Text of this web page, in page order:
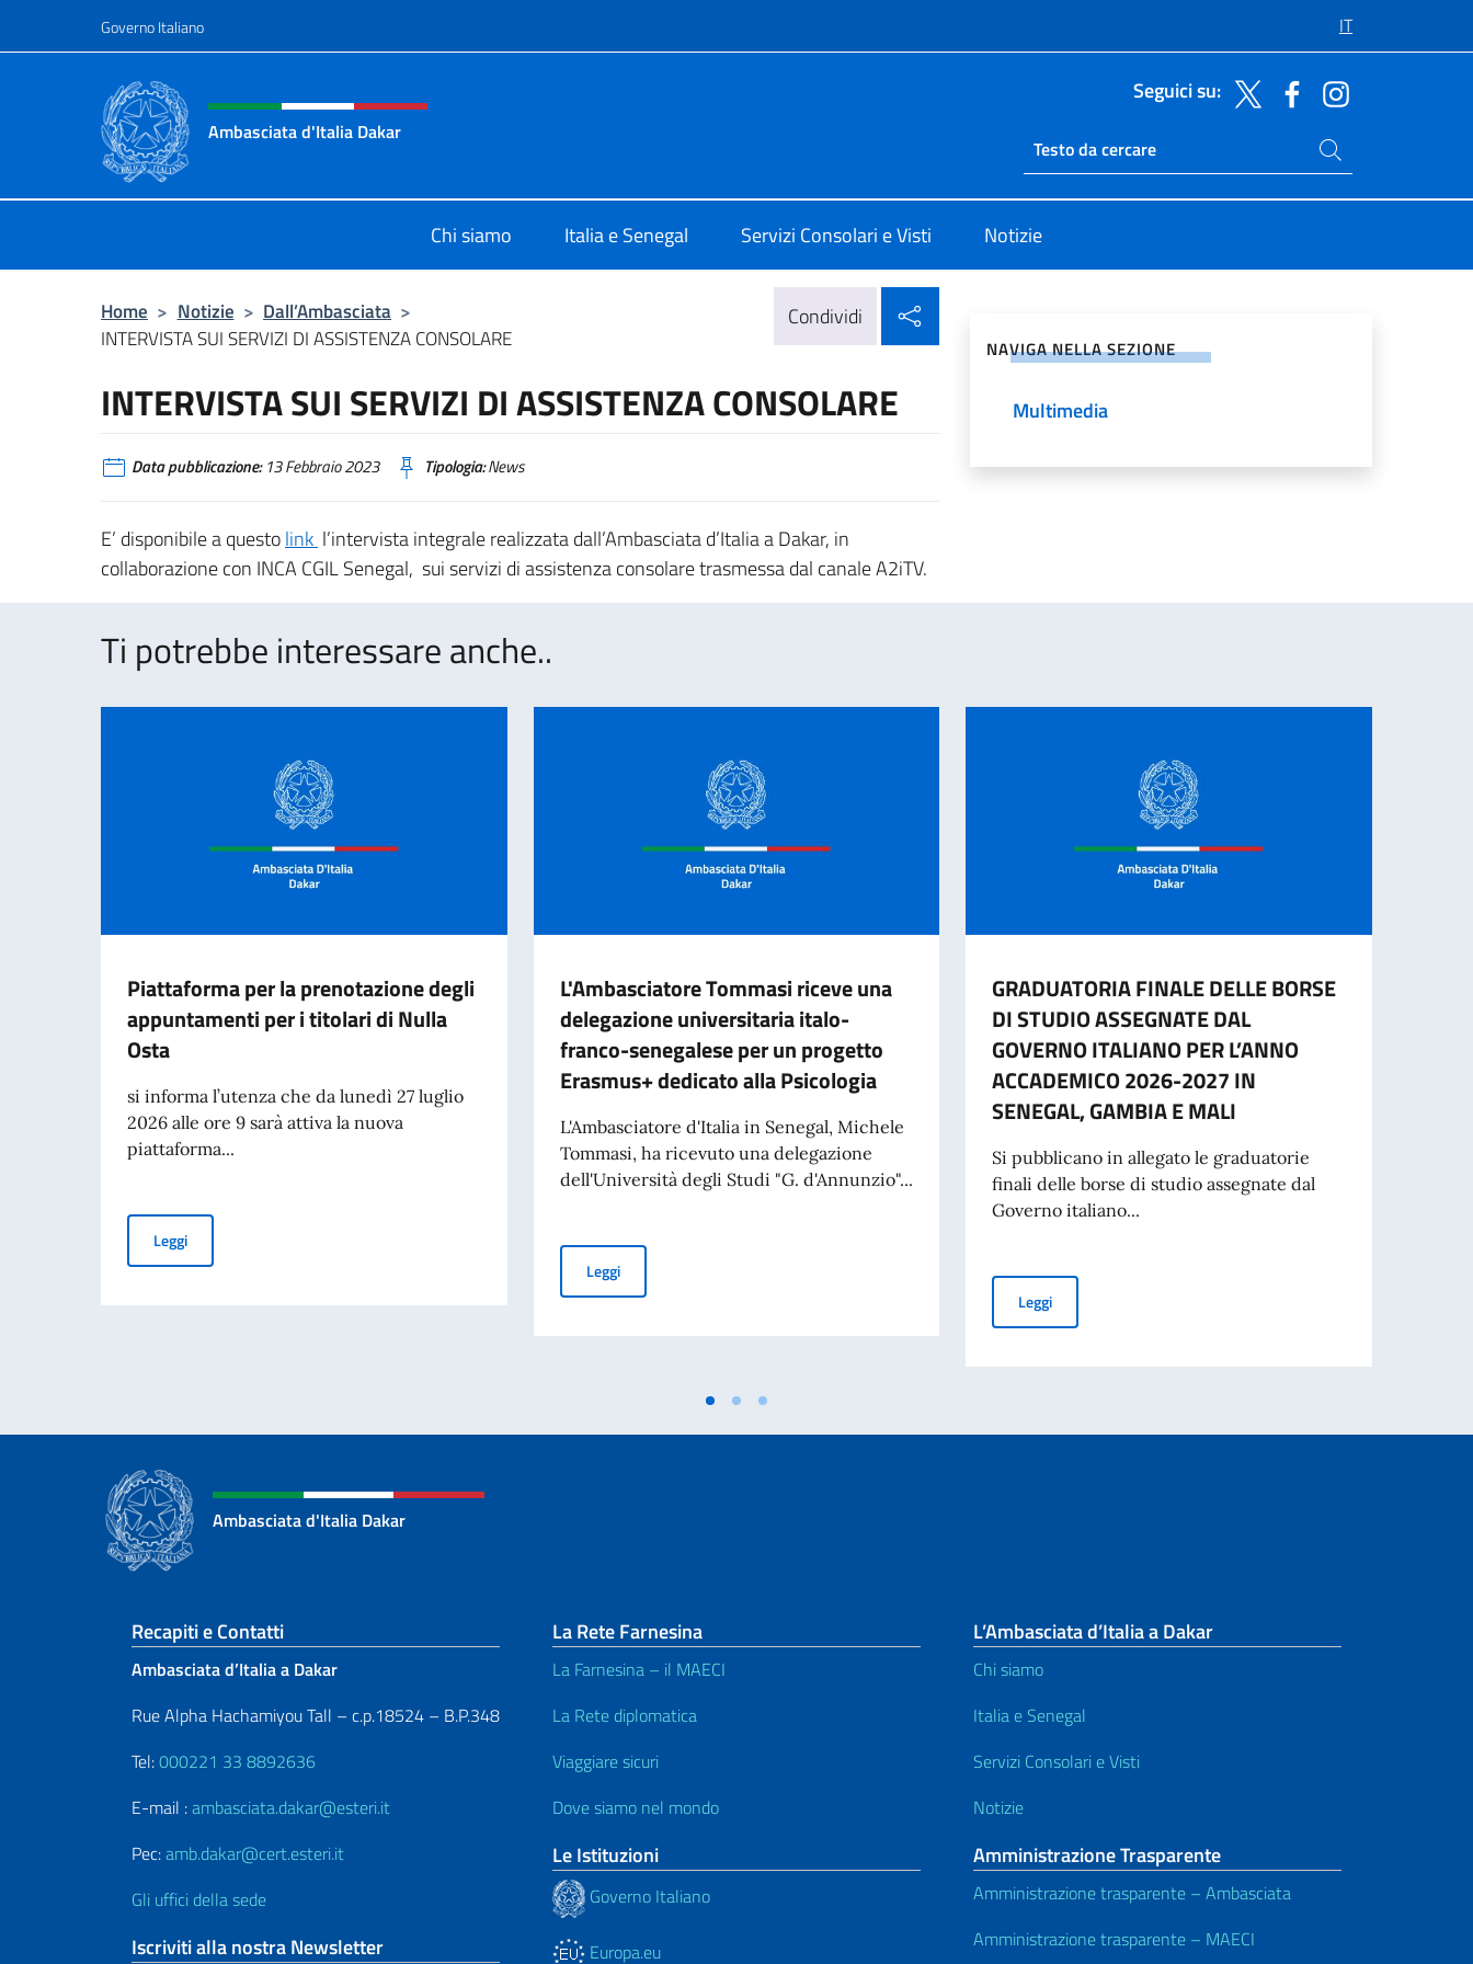
Governo Italiano IT
Intestazione sito, social e menù
Ambasciata d'Italia Dakar
Seguici su:
Ricerca sito live
Cerca nel sito
Chi siamo Italia e Senegal Servizi Consolari e Visti Notizie
Home > Notizie > Dall’Ambasciata >
INTERVISTA SUI SERVIZI DI ASSISTENZA CONSOLARE
Condividi
INTERVISTA SUI SERVIZI DI ASSISTENZA CONSOLARE
Data pubblicazione:13 Febbraio 2023 Tipologia:News
E’ disponibile a questolink l’intervista integrale realizzata dall’Ambasciata d’Italia a Dakar, in
collaborazione con INCA CGIL Senegal, sui servizi di assistenza consolare trasmessa dal canale A2iTV.
NAVIGA NELLA SEZIONE
Multimedia
Ti potrebbe interessare anche..
Piattaforma per la prenotazione degli
appuntamenti per i titolari di Nulla
Osta
si informa l’utenza che da lunedì 27 luglio
2026 alle ore 9 sarà attiva la nuova
piattaforma...
LeggiPiattaforma per la prenotazione degli appuntamenti per i titolari di Nulla Osta
L'Ambasciatore Tommasi riceve una
delegazione universitaria italo-
franco-senegalese per un progetto
Erasmus+ dedicato alla Psicologia
L'Ambasciatore d'Italia in Senegal, Michele
Tommasi, ha ricevuto una delegazione
dell'Università degli Studi "G. d'Annunzio"...
LeggiL'Ambasciatore Tommasi riceve una delegazione universitaria italo-franco-senegalese per un progetto Erasmus+ dedicato alla
GRADUATORIA FINALE DELLE BORSE
DI STUDIO ASSEGNATE DAL
GOVERNO ITALIANO PER L’ANNO
ACCADEMICO 2026-2027 IN
SENEGAL, GAMBIA E MALI
Si pubblicano in allegato le graduatorie
finali delle borse di studio assegnate dal
Governo italiano...
LeggiGRADUATORIA FINALE DELLE BORSE DI STUDIO ASSEGNATE
Ambasciata d'Italia Dakar
Sezione footer
Recapiti e Contatti
Ambasciata d’Italia a Dakar
Rue Alpha Hachamiyou Tall – c.p.18524 – B.P.348
Tel:000221 33 8892636
E-mail :ambasciata.dakar@esteri.it
Pec:amb.dakar@cert.esteri.it
Gli uffici della sede
Iscriviti alla nostra Newsletter
La Rete Farnesina
La Farnesina – il MAECI
La Rete diplomatica
Viaggiare sicuri
Dove siamo nel mondo
Le Istituzioni
Governo Italiano
Europa.eu
L’Ambasciata d’Italia a Dakar
Chi siamo
Italia e Senegal
Servizi Consolari e Visti
Notizie
Amministrazione Trasparente
Amministrazione trasparente – Ambasciata
Amministrazione trasparente – MAECI